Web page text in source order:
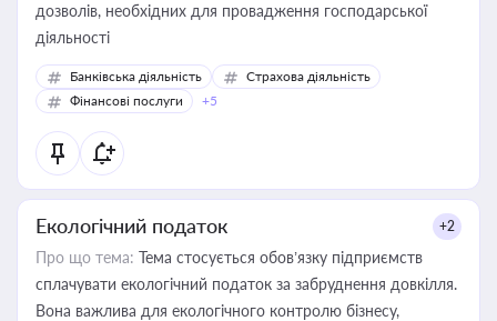
дозволів, необхідних для провадження господарської
діяльності
Банківська діяльність
Страхова діяльність
Фінансові послуги
+5
Екологічний податок +2
Про що тема: Тема стосується обов’язку підприємств
сплачувати екологічний податок за забруднення довкілля.
Вона важлива для екологічного контролю бізнесу,